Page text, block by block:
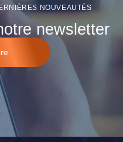
NOUVEAUTÉS
newsletter